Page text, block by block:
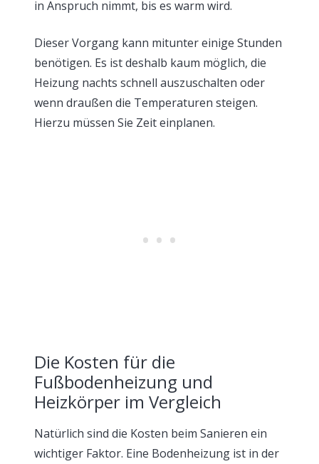
in Anspruch nimmt, bis es warm wird.
Dieser Vorgang kann mitunter einige Stunden
benötigen. Es ist deshalb kaum möglich, die
Heizung nachts schnell auszuschalten oder
wenn draußen die Temperaturen steigen.
Hierzu müssen Sie Zeit einplanen.
Die Kosten für die
Fußbodenheizung und
Heizkörper im Vergleich
Natürlich sind die Kosten beim Sanieren ein
wichtiger Faktor. Eine Bodenheizung ist in der